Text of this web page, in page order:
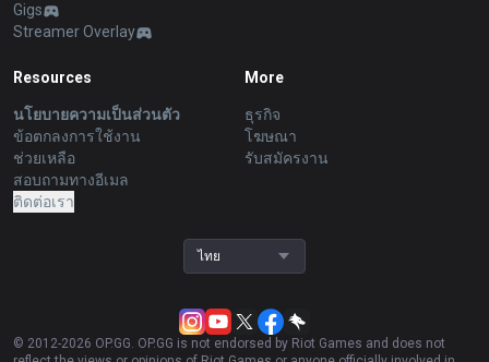
Gigs
Streamer Overlay
Resources
นโยบายความเป็นส่วนตัว
ข้อตกลงการใช้งาน
ช่วยเหลือ
สอบถามทางอีเมล
ติดต่อเรา
More
ธุรกิจ
โฆษณา
รับสมัครงาน
ไทย
© 2012-2026 OP.GG. OP.GG is not endorsed by Riot Games and does not